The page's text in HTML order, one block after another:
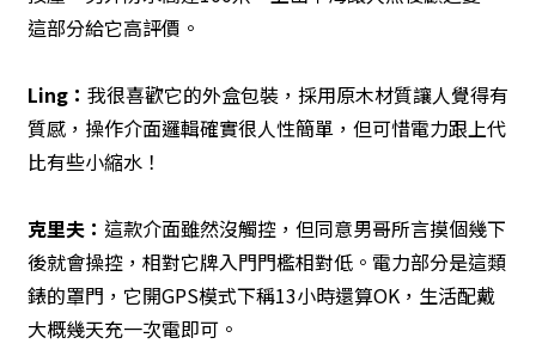
這部分給它高評價。
Ling： 我很喜歡它的外盒包裝，採用原木材質讓人覺得有
質感，操作介面邏輯確實很人性簡單，但可惜電力跟上代
比有些小縮水！
克里夫： 這款介面雖然沒觸控，但同意男哥所言摸個幾下
後就會操控，相對它牌入門門檻相對低。電力部分是這類
錶的罩門，它開GPS模式下稱13小時還算OK，生活配戴
大概幾天充一次電即可。